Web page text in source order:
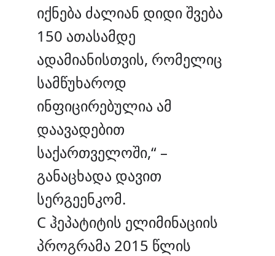
იქნება ძალიან დიდი შვება
150 ათასამდე
ადამიანისთვის, რომელიც
სამწუხაროდ
ინფიცირებულია ამ
დაავადებით
საქართველოში,“ –
განაცხადა დავით
სერგეენკომ.
C ჰეპატიტის ელიმინაციის
პროგრამა 2015 წლის